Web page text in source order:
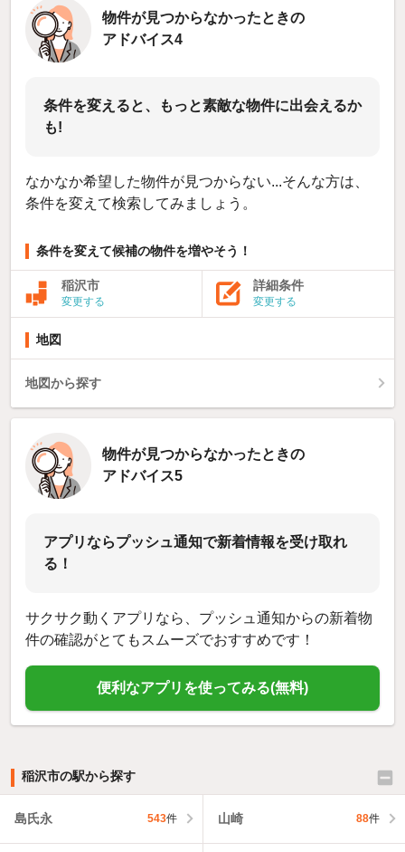
物件が見つからなかったときの
アドバイス4
条件を変えると、もっと素敵な物件に出会えるか
も!
なかなか希望した物件が見つからない...そんな方は、
条件を変えて検索してみましょう。
条件を変えて候補の物件を増やそう！
稲沢市
変更する
詳細条件
変更する
地図
地図から探す
物件が見つからなかったときの
アドバイス5
アプリならプッシュ通知で新着情報を受け取れ
る！
サクサク動くアプリなら、プッシュ通知からの新着物
件の確認がとてもスムーズでおすすめです！
便利なアプリを使ってみる(無料)
稲沢市の駅から探す
島氏永 543件 山崎 88件